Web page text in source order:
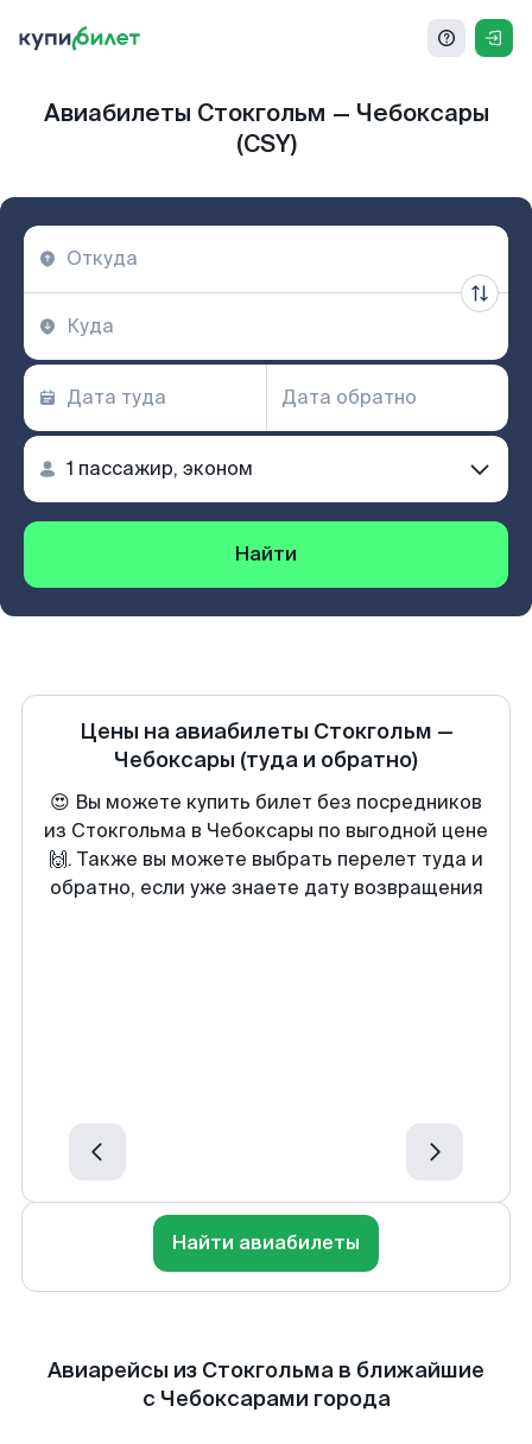
Авиабилеты Стокгольм — Чебоксары
(CSY)
Найти
Цены на авиабилеты Стокгольм —
Чебоксары (туда и обратно)
😍 Вы можете купить билет без посредников
из Стокгольма в Чебоксары по выгодной цене
🙌. Также вы можете выбрать перелет туда и
обратно, если уже знаете дату возвращения
Найти авиабилеты
Авиарейсы из Стокгольма в ближайшие
с Чебоксарами города